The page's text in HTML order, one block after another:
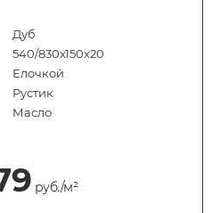
Дуб
540/830x150x20
Елочкой
Рустик
Масло
руб./м²